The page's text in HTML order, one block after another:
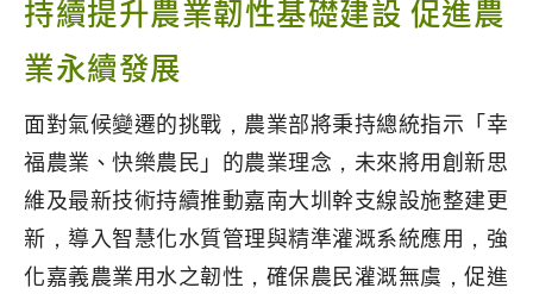
持續提升農業韌性基礎建設 促進農
業永續發展
面對氣候變遷的挑戰，農業部將秉持總統指示「幸
福農業、快樂農民」的農業理念，未來將用創新思
維及最新技術持續推動嘉南大圳幹支線設施整建更
新，導入智慧化水質管理與精準灌溉系統應用，強
化嘉義農業用水之韌性，確保農民灌溉無虞，促進